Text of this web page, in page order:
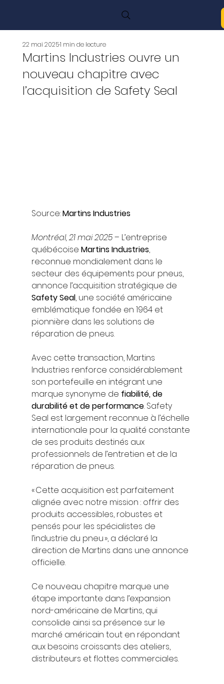
Martins Industries ouvre un
nouveau chapitre avec
l’acquisition de Safety Seal
22 mai 20251 min de lecture
Source: Martins Industries
Montréal, 21 mai 2025 – L’entreprise
québécoise Martins Industries,
reconnue mondialement dans le
secteur des équipements pour pneus,
annonce l’acquisition stratégique de
Safety Seal, une société américaine
emblématique fondée en 1964 et
pionnière dans les solutions de
réparation de pneus.
Avec cette transaction, Martins
Industries renforce considérablement
son portefeuille en intégrant une
marque synonyme de fiabilité, de
durabilité et de performance. Safety
Seal est largement reconnue à l’échelle
internationale pour la qualité constante
de ses produits destinés aux
professionnels de l’entretien et de la
réparation de pneus.
« Cette acquisition est parfaitement
alignée avec notre mission : offrir des
produits accessibles, robustes et
pensés pour les spécialistes de
l’industrie du pneu », a déclaré la
direction de Martins dans une annonce
officielle.
Ce nouveau chapitre marque une
étape importante dans l’expansion
nord-américaine de Martins, qui
consolide ainsi sa présence sur le
marché américain tout en répondant
aux besoins croissants des ateliers,
distributeurs et flottes commerciales.